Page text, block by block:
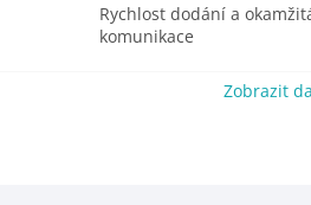
Rychlost dodání a
komunikace
Zobrazit